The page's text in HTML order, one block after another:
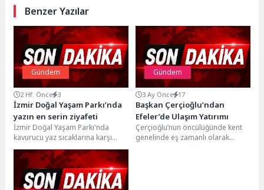
Benzer Yazılar
Gündem
2 Hf. Önce 3
İzmir Doğal Yaşam Parkı’nda
yazın en serin ziyafeti
İzmir Doğal Yaşam Parkı'nda
kavurucu yaz sıcaklarına karşı
hayvanlar için özel serinleme
programı uygulanıyor. Buz...
Gündem
3 Ay Önce 17
Başkan Çerçioğlu’ndan
Efeler’de Ulaşım Yatırımı
Çerçioğlu’nun öncülüğünde kent
genelinde eş zamanlı olarak